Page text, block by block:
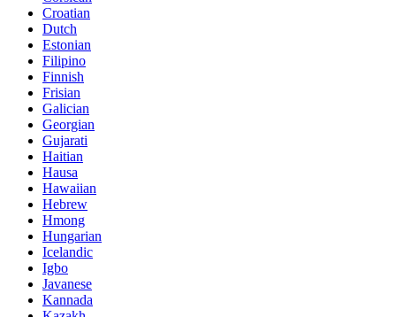
Croatian
Dutch
Estonian
Filipino
Finnish
Frisian
Galician
Georgian
Gujarati
Haitian
Hausa
Hawaiian
Hebrew
Hmong
Hungarian
Icelandic
Igbo
Javanese
Kannada